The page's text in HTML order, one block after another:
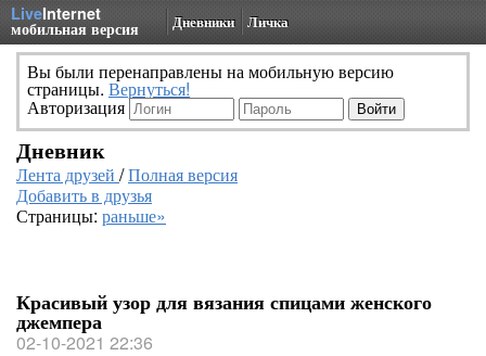
LiveInternet
мобильная версия Дневники Личка
Вы были перенаправлены на мобильную версию
страницы. Вернуться!
Авторизация
Дневник
Лента друзей /Полная версия
Добавить в друзья
Страницы: раньше»
Красивый узор для вязания спицами женского
джемпера
02-10-2021 22:36